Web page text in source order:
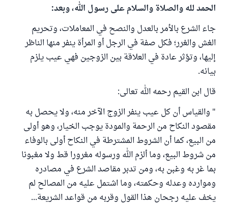
الحمد لله والصلاة والسلام على رسول الله، وبعد:
جاء الشرع بالأمر بالعدل والنصح في المعاملات، وتحريم
الغش والغرر؛ فكل صفة في الرجل أو المرأة ينفر منها الناظر
إليها، وتؤثر عادة في العلاقة بين الزوجين فهي عيب يلزم
بيانه.
قال ابن القيم رحمه الله تعالى:
" والقياس أن كل عيب ينفر الزوج الآخر منه، ولا يحصل به
مقصود النكاح من الرحمة والمودة يوجب الخيار، وهو أولى
من البيع، كما أن الشروط المشترطة في النكاح أولى بالوفاء
من شروط البيع، وما ألزم الله ورسوله مغرورا قط ولا مغبونا
بما غر به وغبن به، ومن تدبر مقاصد الشرع في مصادره
وموارده وعدله وحكمته، وما اشتمل عليه من المصالح لم
يخف عليه رجحان هذا القول وقربه من قواعد الشريعة...